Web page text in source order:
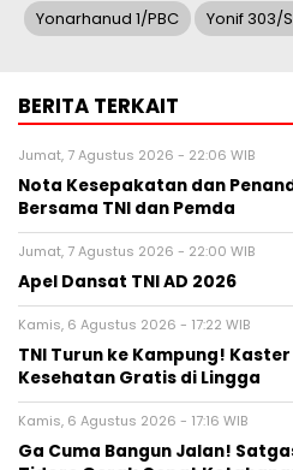
Yonarhanud 1/PBC Yonif 303/
BERITA TERKAIT
Jumat, 7 Agustus 2026 - 22:06 WIB
Nota Kesepakatan dan
Bersama TNI dan Pemda
Jumat, 7 Agustus 2026 - 22:00 WIB
Apel Dansat TNI AD 2026
Kamis, 6 Agustus 2026 - 17:22 WIB
TNI Turun ke Kampung!
Kesehatan Gratis di Lingga
Kamis, 6 Agustus 2026 - 17:16 WIB
Ga Cuma Bangun Jalan!